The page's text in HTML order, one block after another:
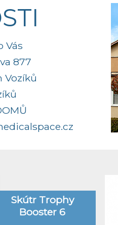
Vás
877
Vozíků
Skútr Trophy
Booster 6